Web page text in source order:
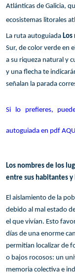
Atlánticas de Galicia,
ecosistemas litorales
La ruta autoguiada Los
Sur, de color verde en
a su riqueza natural y
y una flecha te
señalan la parada
Si lo prefieres,
autoguiada en pdf AQUÍ
Los nombres de los
entre sus habitantes y
El aislamiento de la
debido al mal estado
el que vivían. Esto
días de una enorme
permitían localizar de
o bajos rocosos: un
memoria colectiva e